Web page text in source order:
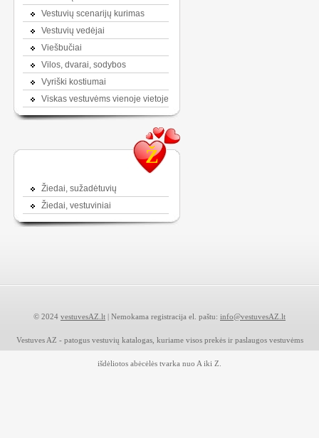
Vestuvių scenarijų kurimas
Vestuvių vedėjai
Viešbučiai
Vilos, dvarai, sodybos
Vyriški kostiumai
Viskas vestuvėms vienoje vietoje
Ž
Žiedai, sužadėtuvių
Žiedai, vestuviniai
© 2024 vestuvesAZ.lt | Nemokama registracija el. paštu: info@vestuvesAZ.lt
Vestuves AZ - patogus vestuvių katalogas, kuriame visos prekės ir paslaugos vestuvėms
išdėliotos abėcėlės tvarka nuo A iki Z.